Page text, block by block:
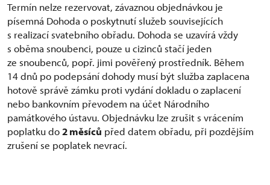
Termín nelze rezervovat, závaznou objednávkou je
písemná Dohoda o poskytnutí služeb souvisejících
s realizací svatebního obřadu. Dohoda se uzavírá vždy
s oběma snoubenci, pouze u cizinců stačí jeden
ze snoubenců, popř. jimi pověřený prostředník. Během
14 dnů po podepsání dohody musí být služba zaplacena
hotově správě zámku proti vydání dokladu o zaplacení
nebo bankovním převodem na účet Národního
památkového ústavu. Objednávku lze zrušit s vrácením
poplatku do2 měsíců před datem obřadu, při pozdějším
zrušení se poplatek nevrací.